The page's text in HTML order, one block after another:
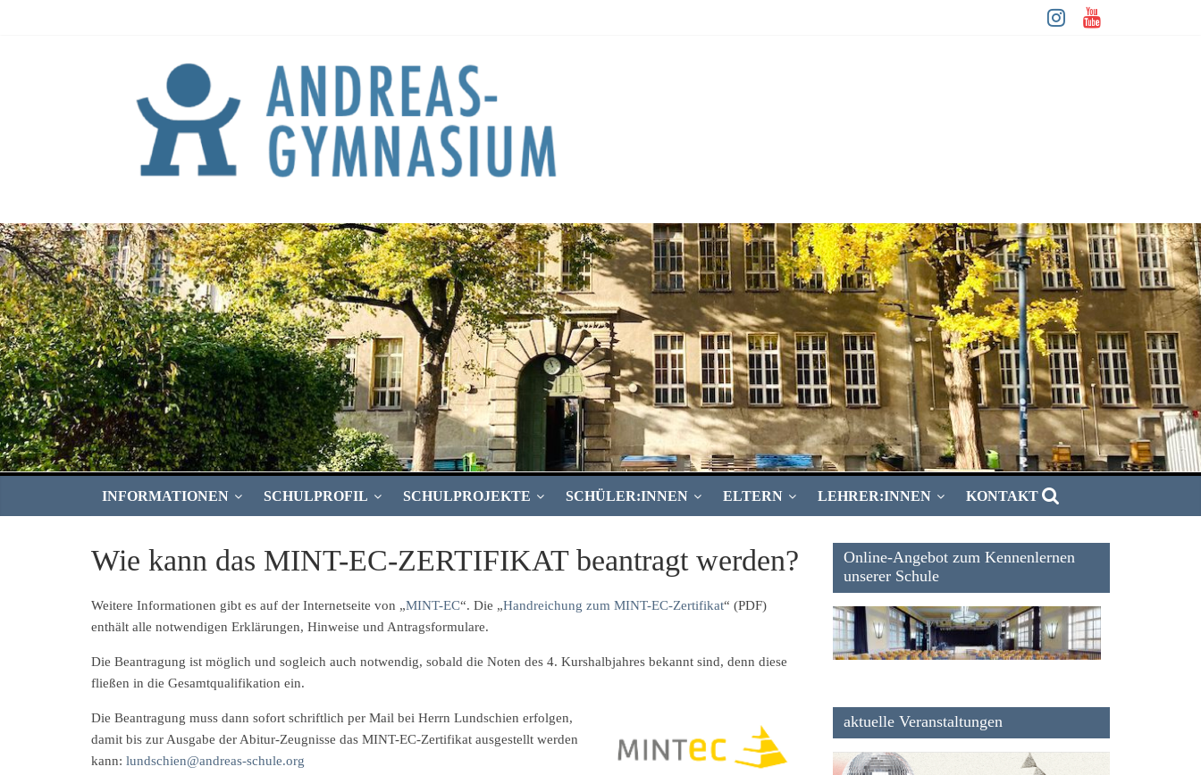
INFORMATIONEN SCHULPROFIL SCHULPROJEKTE SCHÜLER:INNEN ELTERN LEHRER:INNEN KONTAKT
Wie kann das MINT-EC-ZERTIFIKAT beantragt werden?
Weitere Informationen gibt es auf der Internetseite von „MINT-EC“. Die „Handreichung zum MINT-EC-Zertifikat“ (PDF)
enthält alle notwendigen Erklärungen, Hinweise und Antragsformulare.
Die Beantragung ist möglich und sogleich auch notwendig, sobald die Noten des 4. Kurshalbjahres bekannt sind, denn diese
fließen in die Gesamtqualifikation ein.
Die Beantragung muss dann sofort schriftlich per Mail bei Herrn Lundschien erfolgen,
damit bis zur Ausgabe der Abitur-Zeugnisse das MINT-EC-Zertifikat ausgestellt werden
kann: lundschien@andreas-schule.org
Online-Angebot zum Kennenlernen
unserer Schule
aktuelle Veranstaltungen